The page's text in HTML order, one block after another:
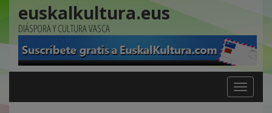
euskalkultura.eus
DIÁSPORA Y CULTURA VASCA
Toggle
navigation